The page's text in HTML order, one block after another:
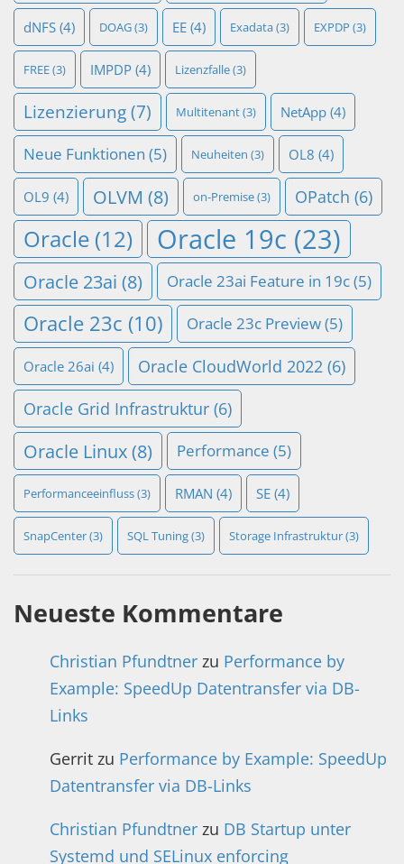
dNFS (4) DOAG(3) EE (4) Exadata(3) EXPDP (3)
FREE(3) IMPDP (4) Lizenzfalle(3)
Lizenzierung(7) Multitenant(3) NetApp (4)
Neue Funktionen (5) Neuheiten (3) OL8 (4)
OL9 (4) OLVM (8) on-Premise(3) OPatch (6)
Oracle (12) Oracle 19c (23)
Oracle 23ai (8) Oracle 23ai Feature in 19c(5)
Oracle 23c (10) Oracle 23c Preview(5)
Oracle 26ai (4) Oracle CloudWorld 2022 (6)
Oracle Grid Infrastruktur (6)
Oracle Linux(8) Performance (5)
Performanceeinfluss(3) RMAN (4) SE (4)
SnapCenter(3) SQL Tuning(3) Storage Infrastruktur(3)
Neueste Kommentare
Christian Pfundtner zu Performance by
Example: SpeedUp Datentransfer via DB-
Links
Gerrit zu Performance by Example: SpeedUp
Datentransfer via DB-Links
Christian Pfundtner zu DB Startup unter
Systemd und SELinux enforcing